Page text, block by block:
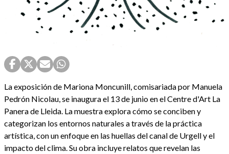
La exposición de Mariona Moncunill, comisariada por Manuela
Pedrón Nicolau, se inaugura el 13 de junio en el Centre d'Art La
Panera de Lleida. La muestra explora cómo se conciben y
categorizan los entornos naturales a través de la práctica
artística, con un enfoque en las huellas del canal de Urgell y el
impacto del clima. Su obra incluye relatos que revelan las